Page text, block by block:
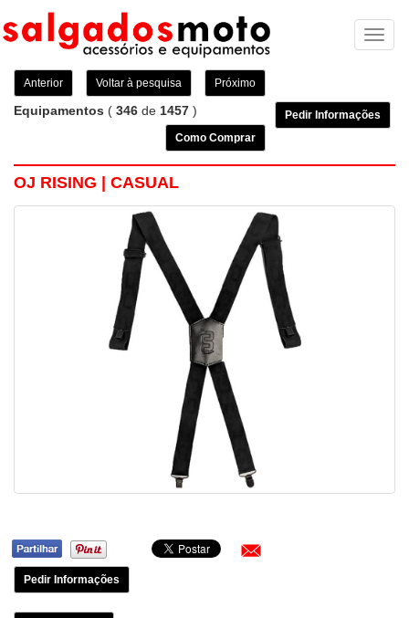
Anterior Voltar à pesquisa Próximo
Equipamentos ( 346 de 1457 )
Pedir Informações
Como Comprar
OJ RISING | CASUAL
Pedir Informações